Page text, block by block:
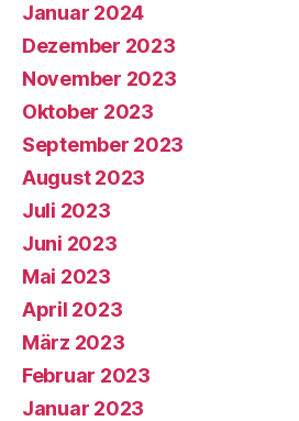
Januar 2024
Dezember 2023
November 2023
Oktober 2023
September 2023
August 2023
Juli 2023
Juni 2023
Mai 2023
April 2023
März 2023
Februar 2023
Januar 2023